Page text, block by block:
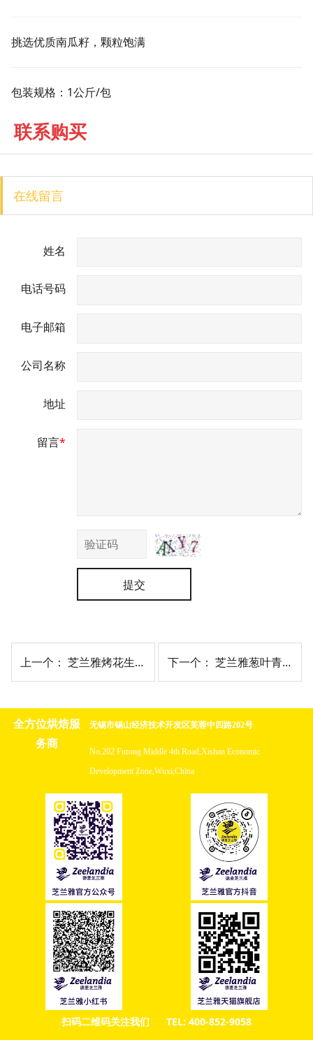
挑选优质南瓜籽，颗粒饱满
包装规格：1公斤/包
联系购买
在线留言
姓名
电话号码
电子邮箱
公司名称
地址
留言*
提交
上一个：芝兰雅烤花生碎 下一个： 芝兰雅葱叶青青干燥青葱片
全方位烘焙服
务商
无锡市锡山经济技术开发区芙蓉中四路202号
No.202 Furong Middle 4th Road,Xishan Economic
Development Zone,Wuxi,China
扫码二维码关注我们 TEL: 400-852-9058